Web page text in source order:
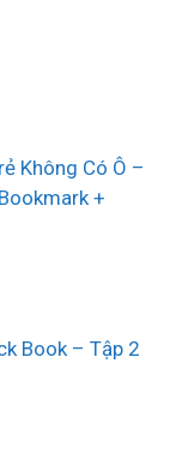
Không Có Ô –
+
Book – Tập 2